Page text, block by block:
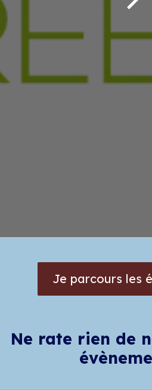
Je parcours les
Ne rate rien de